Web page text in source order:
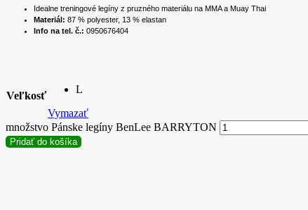
Idealne treningové legíny z pruzného materiálu na MMA a Muay Thai
Materiál: 87 % polyester, 13 % elastan
Info na tel. č.: 0950676404
Veľkosť
L
Vymazať
množstvo Pánske legíny BenLee BARRYTON
Pridať do košíka